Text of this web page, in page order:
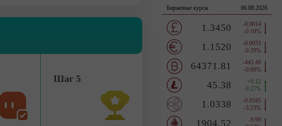
Шаг 5